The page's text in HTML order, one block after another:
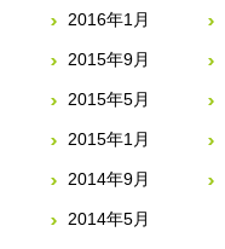
2016年1月
2015年9月
2015年5月
2015年1月
2014年9月
2014年5月